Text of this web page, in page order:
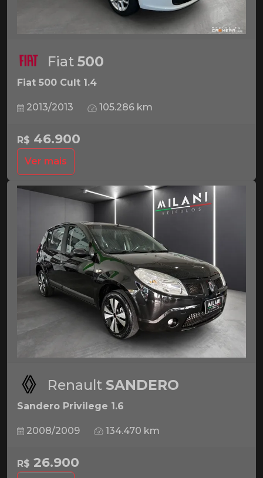
Fiat 500
Fiat 500 Cult 1.4
2013/2013 105.286 km
R$ 46.900
Ver mais
Renault SANDERO
Sandero Privilege 1.6
2008/2009 134.470 km
R$ 26.900